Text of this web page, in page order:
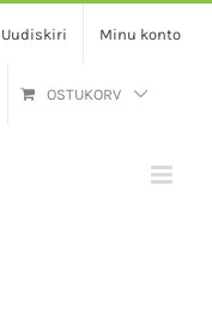
Uudiskiri Minu konto
OSTUKORV